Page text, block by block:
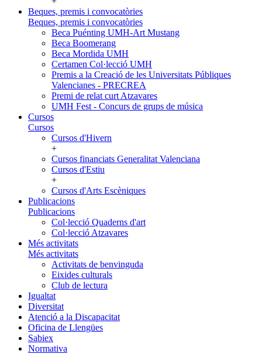
Beques, premis i convocatòries
Beques, premis i convocatòries
Beca Puénting UMH-Art Mustang
Beca Boomerang
Beca Mordida UMH
Certamen Col·lecció UMH
Premis a la Creació de les Universitats Públiques
Valencianes - PRECREA
Premi de relat curt Atzavares
UMH Fest - Concurs de grups de música
Cursos
Cursos
Cursos d'Hivern
+
Cursos financiats Generalitat Valenciana
Cursos d'Estiu
+
Cursos d'Arts Escèniques
Publicacions
Publicacions
Col·lecció Quaderns d'art
Col·lecció Atzavares
Més activitats
Més activitats
Activitats de benvinguda
Eixides culturals
Club de lectura
Igualtat
Diversitat
Atenció a la Discapacitat
Oficina de Llengües
Sabiex
Normativa